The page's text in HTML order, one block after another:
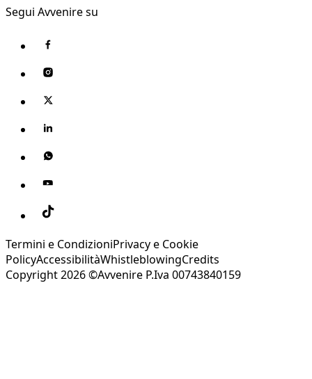
Segui Avvenire su
Termini e CondizioniPrivacy e Cookie
PolicyAccessibilitàWhistleblowingCredits
Copyright 2026 ©Avvenire P.Iva 00743840159